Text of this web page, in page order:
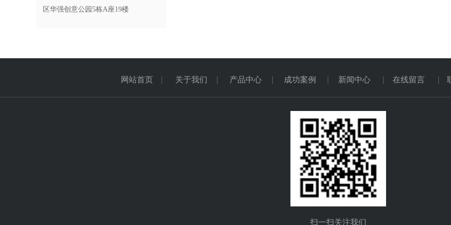
区华强创意公园5栋A座19楼
网站首页 关于我们 产品中心 成功案例 新闻中心 在线留言
扫一扫关注我们